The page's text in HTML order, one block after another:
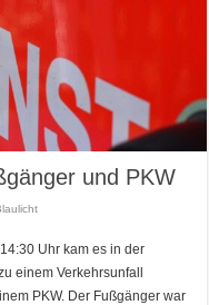
und PKW
Uhr kam es in der
einem Verkehrsunfall
PKW. Der Fußgänger war